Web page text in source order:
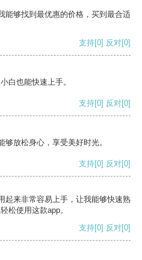
能够找到最优惠的价格，买到最合适
支持[0] 反对[0]
白也能快速上手。
支持[0] 反对[0]
放松身心，享受美好时光。
支持[0] 反对[0]
起来非常容易上手，让我能够快速熟
松使用这款app。
支持[0] 反对[0]